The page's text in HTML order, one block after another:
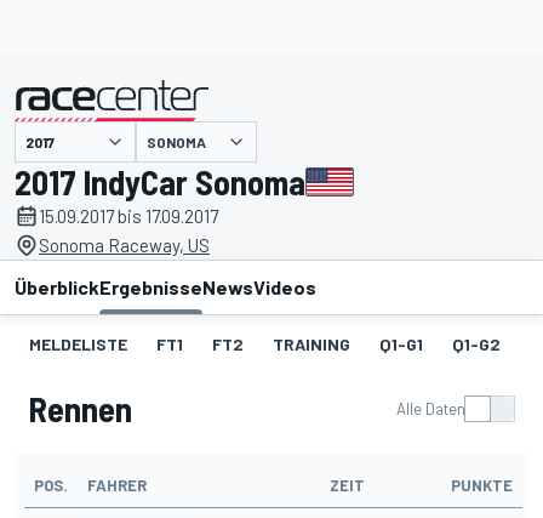
SONOMA
2017 IndyCar Sonoma
15.09.2017 bis 17.09.2017
Sonoma Raceway, US
ÜberblickErgebnisseNewsVideos
MELDELISTE FT1 FT2 TRAINING Q1-G1 Q1-G2
Rennen Alle Daten
POS. FAHRER ZEIT PUNKTE